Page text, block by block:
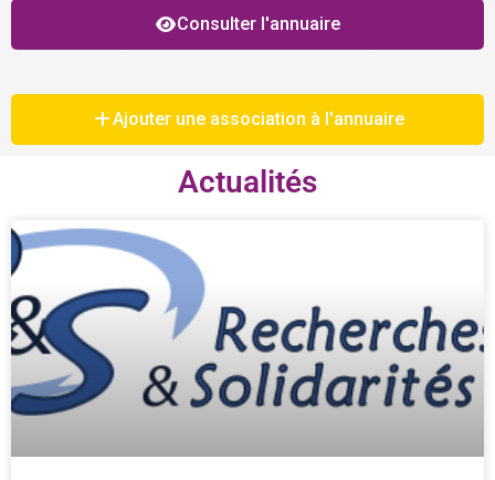
Consulter l'annuaire
Ajouter une association à l'annuaire
Actualités